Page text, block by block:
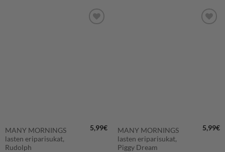
MANY MORNINGS
lasten eriparisukat,
Rudolph
5,99€
MANY MORNINGS
lasten eriparisukat,
Piggy Dream
5,99€